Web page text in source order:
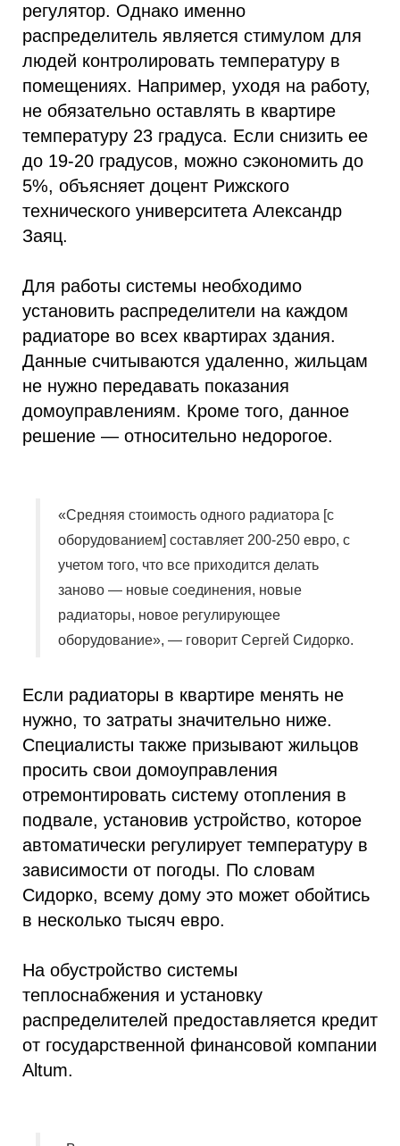
регулятор. Однако именно
распределитель является стимулом для
людей контролировать температуру в
помещениях. Например, уходя на работу,
не обязательно оставлять в квартире
температуру 23 градуса. Если снизить ее
до 19-20 градусов, можно сэкономить до
5%, объясняет доцент Рижского
технического университета Александр
Заяц.
Для работы системы необходимо
установить распределители на каждом
радиаторе во всех квартирах здания.
Данные считываются удаленно, жильцам
не нужно передавать показания
домоуправлениям. Кроме того, данное
решение — относительно недорогое.
«Средняя стоимость одного радиатора [с
оборудованием] составляет 200-250 евро, с
учетом того, что все приходится делать
заново — новые соединения, новые
радиаторы, новое регулирующее
оборудование», — говорит Сергей Сидорко.
Если радиаторы в квартире менять не
нужно, то затраты значительно ниже.
Специалисты также призывают жильцов
просить свои домоуправления
отремонтировать систему отопления в
подвале, установив устройство, которое
автоматически регулирует температуру в
зависимости от погоды. По словам
Сидорко, всему дому это может обойтись
в несколько тысяч евро.
На обустройство системы
теплоснабжения и установку
распределителей предоставляется кредит
от государственной финансовой компании
Altum.